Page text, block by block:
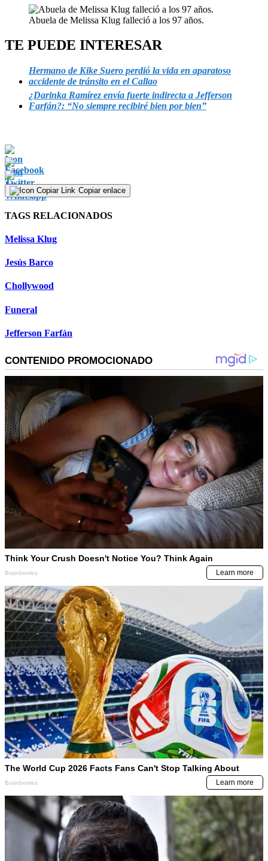
Abuela de Melissa Klug falleció a los 97 años.
TE PUEDE INTERESAR
Hermano de Kike Suero perdió la vida en aparatoso
accidente de tránsito en el Callao
¿Darinka Ramírez envía fuerte indirecta a Jefferson
Farfán?: “No siempre recibiré bien por bien”
Copiar enlace
TAGS RELACIONADOS
Melissa Klug
Jesús Barco
Chollywood
Funeral
Jefferson Farfán